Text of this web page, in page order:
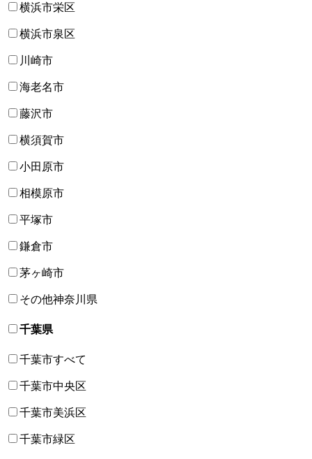
横浜市栄区
横浜市泉区
川崎市
海老名市
藤沢市
横須賀市
小田原市
相模原市
平塚市
鎌倉市
茅ヶ崎市
その他神奈川県
千葉県
千葉市すべて
千葉市中央区
千葉市美浜区
千葉市緑区